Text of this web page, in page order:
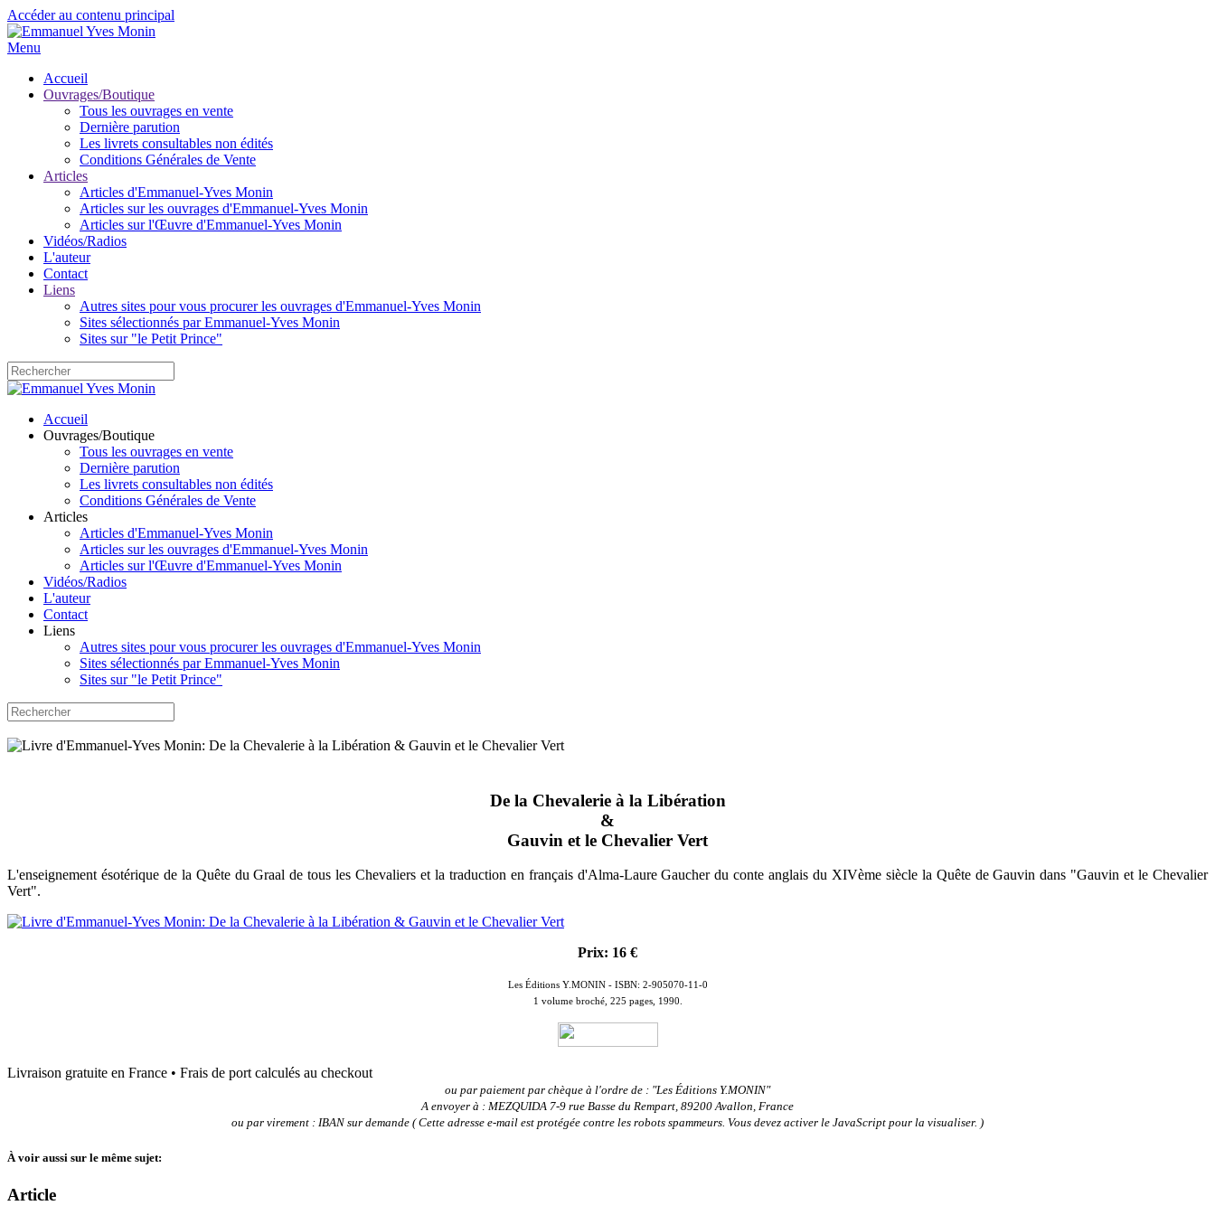
Accéder au contenu principal
Menu
Accueil
Ouvrages/Boutique
Tous les ouvrages en vente
Dernière parution
Les livrets consultables non édités
Conditions Générales de Vente
Articles
Articles d'Emmanuel-Yves Monin
Articles sur les ouvrages d'Emmanuel-Yves Monin
Articles sur l'Œuvre d'Emmanuel-Yves Monin
Vidéos/Radios
L'auteur
Contact
Liens
Autres sites pour vous procurer les ouvrages d'Emmanuel-Yves Monin
Sites sélectionnés par Emmanuel-Yves Monin
Sites sur "le Petit Prince"
Accueil
Ouvrages/Boutique
Tous les ouvrages en vente
Dernière parution
Les livrets consultables non édités
Conditions Générales de Vente
Articles
Articles d'Emmanuel-Yves Monin
Articles sur les ouvrages d'Emmanuel-Yves Monin
Articles sur l'Œuvre d'Emmanuel-Yves Monin
Vidéos/Radios
L'auteur
Contact
Liens
Autres sites pour vous procurer les ouvrages d'Emmanuel-Yves Monin
Sites sélectionnés par Emmanuel-Yves Monin
Sites sur "le Petit Prince"
De la Chevalerie à la Libération
&
Gauvin et le Chevalier Vert
L'enseignement ésotérique de la Quête du Graal de tous les Chevaliers et la traduction en français d'Alma-Laure Gaucher du conte anglais du XIVème siècle la Quête de Gauvin dans "Gauvin et le Chevalier
Vert".
Prix: 16 €
Les Éditions Y.MONIN - ISBN: 2-905070-11-0
1 volume broché, 225 pages, 1990.
Livraison gratuite en France • Frais de port calculés au checkout
ou par paiement par chèque à l'ordre de : "Les Éditions Y.MONIN"
A envoyer à : MEZQUIDA 7-9 rue Basse du Rempart, 89200 Avallon, France
ou par virement : IBAN sur demande (Cette adresse e-mail est protégée contre les robots spammeurs. Vous devez activer le JavaScript pour la visualiser. )
À voir aussi sur le même sujet:
Article